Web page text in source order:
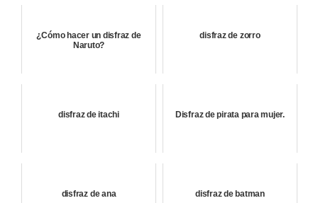
¿Cómo hacer un disfraz de
Naruto?
disfraz de zorro
disfraz de itachi Disfraz de pirata para mujer.
disfraz de ana disfraz de batman